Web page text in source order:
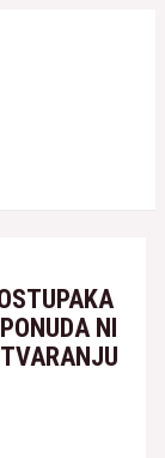
NI